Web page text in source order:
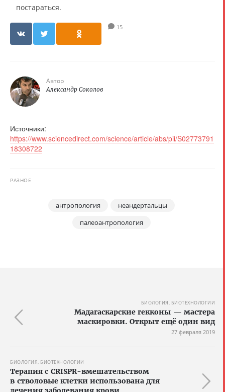
постараться.
15
Автор
Александр Соколов
Источники:
https://www.sciencedirect.com/science/article/abs/pii/S02773791
18308722
РАЗНОЕ
антропология
неандертальцы
палеоантропология
БИОЛОГИЯ, БИОТЕХНОЛОГИИ
Мадагаскарские гекконы — мастера
маскировки. Открыт ещё один вид
27 февраля 2019
БИОЛОГИЯ, БИОТЕХНОЛОГИИ
Терапия с CRISPR-вмешательством
в стволовые клетки использована для